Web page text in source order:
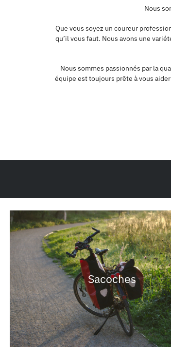
Nous
Que vous soyez un coureur
qu’il vous faut. Nous avons une
Nous sommes passionnés par la
équipe est toujours prête à vous
Sacoches